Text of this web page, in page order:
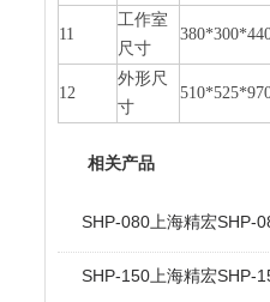
11
工作室
尺寸
12
外形尺
寸
相关产品
SHP-080上海精宏SHP-
SHP-150上海精宏SHP-